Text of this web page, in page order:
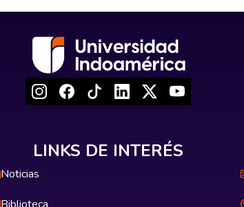
LINKS DE INTERÉS
Noticias